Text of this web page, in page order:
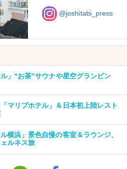
@joshitabi_press
」“お茶”サウナや星空グランピン
マリブホテル」＆日本初上陸レスト
横浜」景色自慢の客室＆ラウンジ、
ルネス旅